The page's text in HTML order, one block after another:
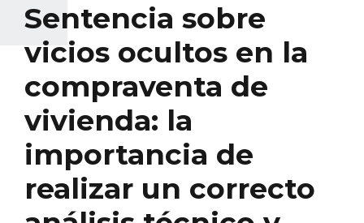
Sentencia sobre
vicios ocultos en la
compraventa de
vivienda: la
importancia de
realizar un correcto